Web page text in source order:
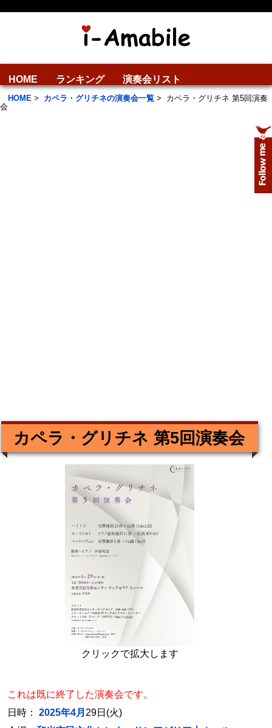
HOME ランキング 演奏会リスト
HOME > カペラ・グリチネの演奏会一覧 > カペラ・グリチネ 第5回演奏
会
カペラ・グリチネ 第5回演奏会
クリックで拡大します
これは既に終了した演奏会です。
日時： 2025年4月 29日(火)